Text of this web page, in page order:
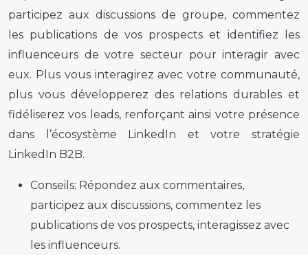
participez aux discussions de groupe, commentez
les publications de vos prospects et identifiez les
influenceurs de votre secteur pour interagir avec
eux. Plus vous interagirez avec votre communauté,
plus vous développerez des relations durables et
fidéliserez vos leads, renforçant ainsi votre présence
dans l’écosystème LinkedIn et votre stratégie
LinkedIn B2B.
Conseils: Répondez aux commentaires,
participez aux discussions, commentez les
publications de vos prospects, interagissez avec
les influenceurs.